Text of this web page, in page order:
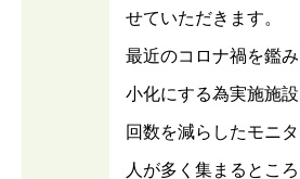
せていただきます。
最近のコロナ禍を鑑
小化にする為実施施
回数を減らしたモニタ
人が多く集まるとこ